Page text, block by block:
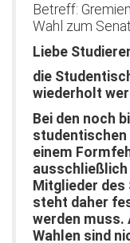
Betreff:
Wahl zum
Liebe
die
wiederholt
Bei den noch
studentischen
einem
ausschließlich
Mitglieder
steht daher
werden muss.
Wahlen sind